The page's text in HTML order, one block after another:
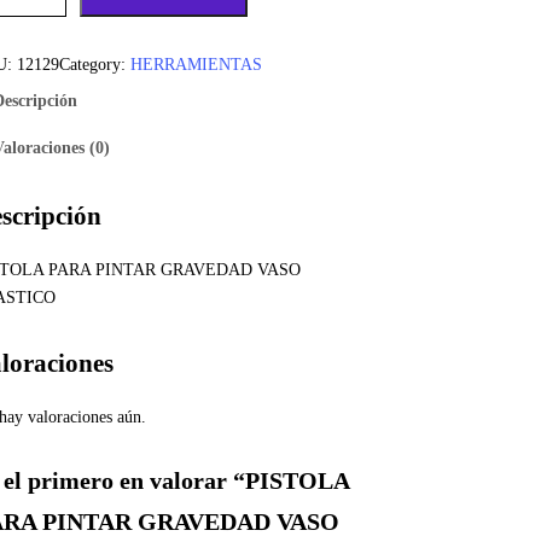
12129Category: HERRAMIENTAS
(0)
PARA PINTAR GRAVEDAD VASO
valoraciones aún.
el primero en valorar “PISTOLA
PINTAR GRAVEDAD VASO